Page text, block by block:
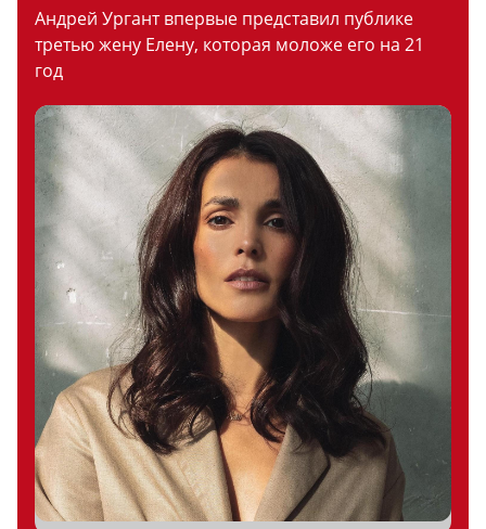
Андрей Ургант впервые представил публике
третью жену Елену, которая моложе его на 21
год